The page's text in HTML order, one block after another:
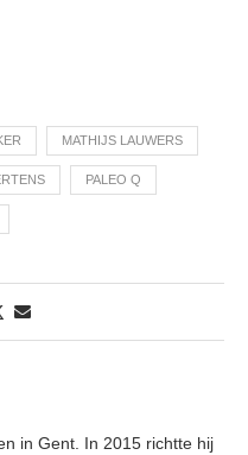
MATHIJS LAUWERS
PALEO Q
in Gent. In 2015 richtte hij